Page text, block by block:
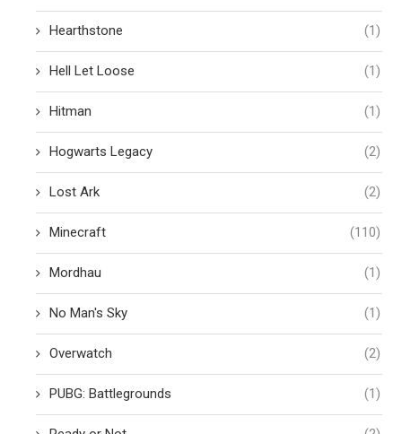
Hearthstone (1)
Hell Let Loose (1)
Hitman (1)
Hogwarts Legacy (2)
Lost Ark (2)
Minecraft (110)
Mordhau (1)
No Man's Sky (1)
Overwatch (2)
PUBG: Battlegrounds (1)